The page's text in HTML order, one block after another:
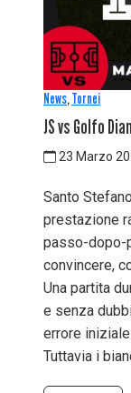
News,Tornei
JS vs Golfo
23 Marzo
Santo
prestazione
passo-dopo-
convincere,
Una partita
e senza
errore
Tuttavia i